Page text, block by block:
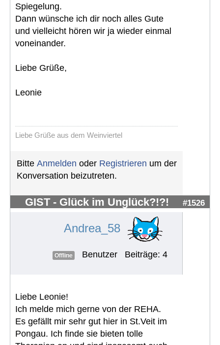
Spiegelung.
Dann wünsche ich dir noch alles Gute
und vielleicht hören wir ja wieder einmal
voneinander.
Liebe Grüße,
Leonie
Liebe Grüße aus dem Weinviertel
Bitte Anmelden oder Registrieren um der
Konversation beizutreten.
GIST - Glück im Unglück?!?! #1526
Andrea_58
Offline Benutzer Beiträge: 4
Liebe Leonie!
Ich melde mich gerne von der REHA.
Es gefällt mir sehr gut hier in St.Veit im
Pongau. Ich finde sie bieten tolle